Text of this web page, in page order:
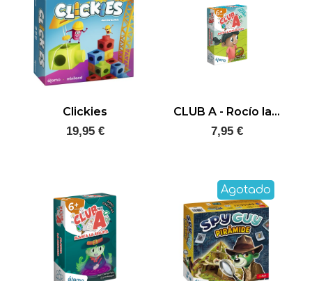
Clickies
19,95 €
CLUB A - Rocío la recolectora
7,95 €
Agotado